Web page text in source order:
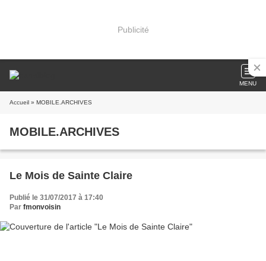
Publicité
MENU
Accueil » MOBILE.ARCHIVES
MOBILE.ARCHIVES
Le Mois de Sainte Claire
Publié le 31/07/2017 à 17:40
Par fmonvoisin